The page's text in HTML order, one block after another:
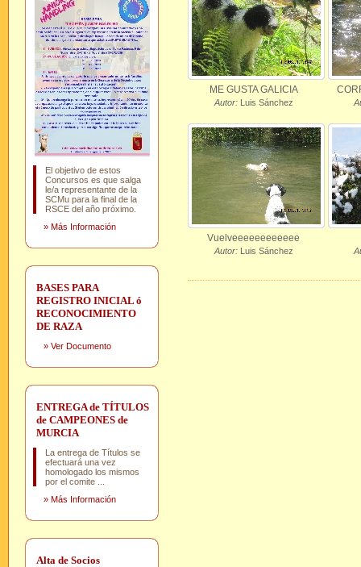
El objetivo de estos
Concursos es que salga
le/a representante de la
SCMu para la final de la
RSCE del año próximo.
» Más Información
BASES PARA
REGISTRO INICIAL ó
RECONOCIMIENTO
DE RAZA
» Ver Documento
ENTREGA de TÍTULOS
de CAMPEONES de
MURCIA
La entrega de Títulos se
efectuará una vez
homologado los mismos
por el comite ...
» Más Información
Alta de Socios
ME GUSTA GALICIA
Autor:Luis Sánchez
Vuelveeeeeeeeeeee
Autor:Luis Sánchez